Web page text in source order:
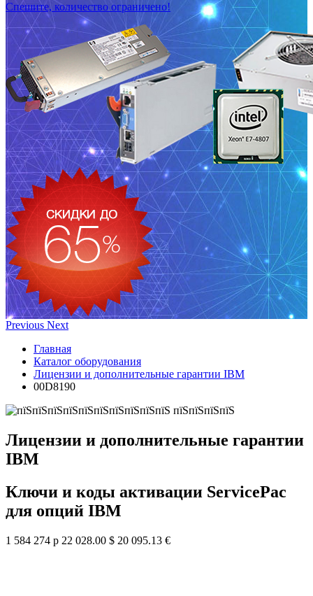
Спешите, количество ограничено!
Previous Next
Главная
Каталог оборудования
Лицензии и дополнительные гарантии IBM
00D8190
Лицензии и дополнительные гарантии
IBM
Ключи и коды активации ServicePac
для опций IBM
1 584 274 р 22 028.00 $ 20 095.13 €